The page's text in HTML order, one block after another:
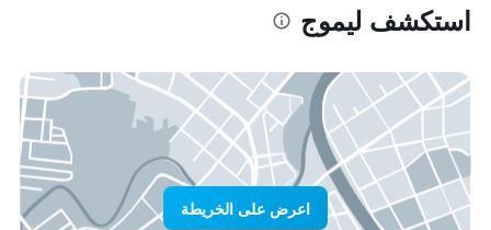
استكشف ليموج
اعرض على الخريطة